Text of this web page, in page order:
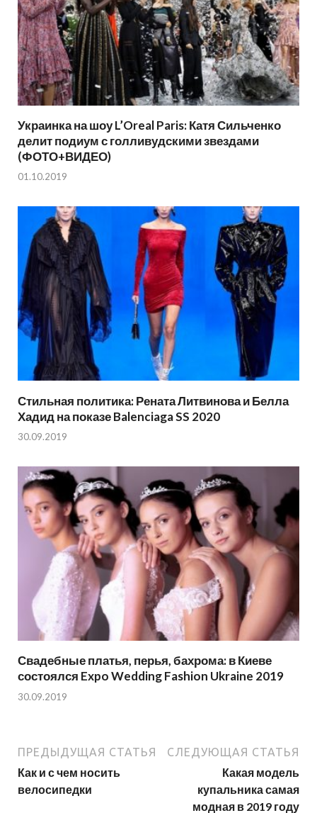
Украинка на шоу L’Oreal Paris: Катя Сильченко
делит подиум с голливудскими звездами
(ФОТО+ВИДЕО)
01.10.2019
Стильная политика: Рената Литвинова и Белла
Хадид на показе Balenciaga SS 2020
30.09.2019
Свадебные платья, перья, бахрома: в Киеве
состоялся Expo Wedding Fashion Ukraine 2019
30.09.2019
ПРЕДЫДУЩАЯ СТАТЬЯ
Как и с чем носить
велосипедки
СЛЕДУЮЩАЯ СТАТЬЯ
Какая модель
купальника самая
модная в 2019 году